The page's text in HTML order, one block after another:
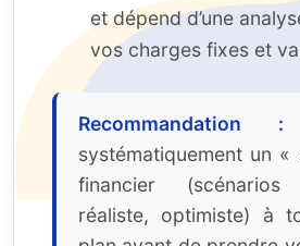
et dépend d’une
vos charges fixes et
Recommandation :
systématiquement un «
financier (scénarios
réaliste, optimiste) à